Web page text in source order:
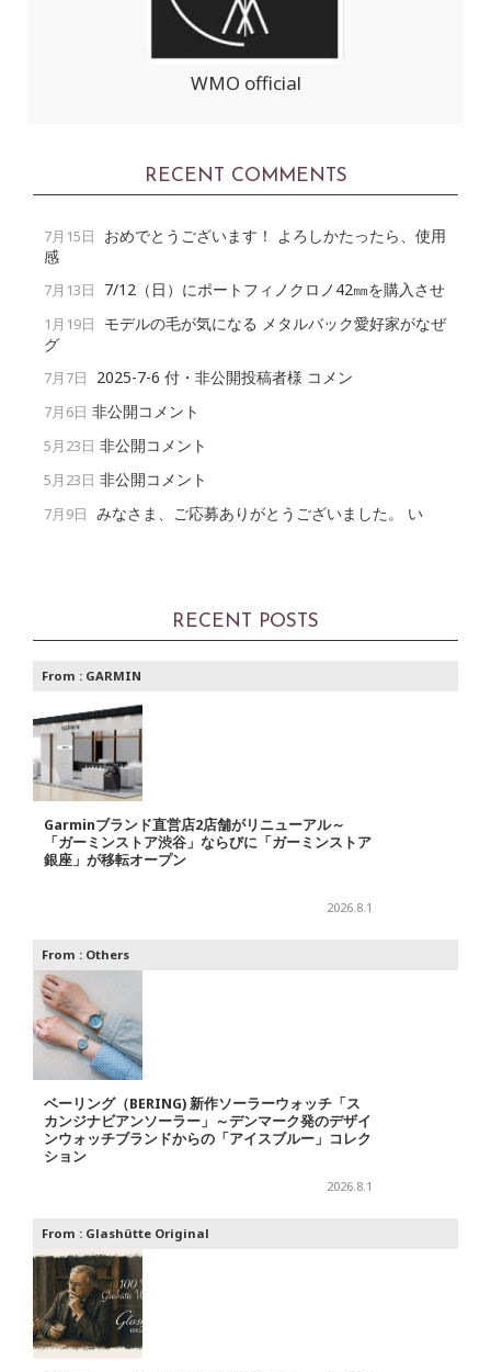
WMO official
RECENT COMMENTS
7月15日
おめでとうございます！ よろしかたったら、使用
感
7月13日 7/12（日）にポートフィノクロノ42㎜を購入させ
1月19日
モデルの毛が気になる メタルバック愛好家がなぜ
グ
7月7日 2025-7-6 付・非公開投稿者様 コメン
7月6日 非公開コメント
5月23日 非公開コメント
5月23日 非公開コメント
7月9日 みなさま、ご応募ありがとうございました。 い
RECENT POSTS
From : GARMIN
Garminブランド直営店2店舗がリニューアル～
「ガーミンストア渋谷」ならびに「ガーミンストア
銀座」が移転オープン
2026.8.1
From : Others
ベーリング（BERING) 新作ソーラーウォッチ「ス
カンジナビアンソーラー」～デンマーク発のデザイ
ンウォッチブランドからの「アイスブルー」コレク
ション
2026.8.1
From : Glashütte Original